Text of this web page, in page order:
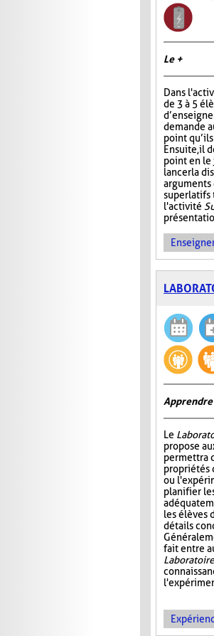
Le +
Dans
de 3 à 5
demande
point
Ensuite, il
point en le
lancer la
arguments
superlatifs
l'activité
Le
propose
permettra
propriétés
ou
planifier
les élèves
détails
fait entre
Laboratoire